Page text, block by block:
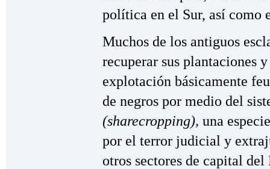
política en el Sur, así como
Muchos de los antiguos
recuperar sus plantaciones
explotación básicamente
de negros por medio del
(sharecropping), una
por el terror judicial y
otros sectores de capital